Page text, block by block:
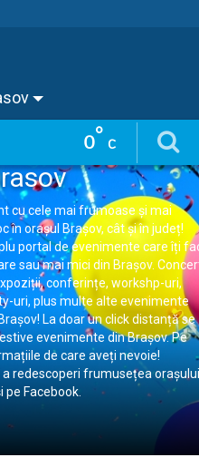
0° C
cu cele mai frumoase și mai
în orașul Brașov, cât și în județ!
portal de evenimente care îți
sau mai mici din Brașov.
conferințe, workshp-uri,
uri, plus multe alte evenimente
La doar un click distanță se
evenimente din Brașov. Pe
de care aveți nevoie!
redescoperi frumusețea orașului
pe Facebook.